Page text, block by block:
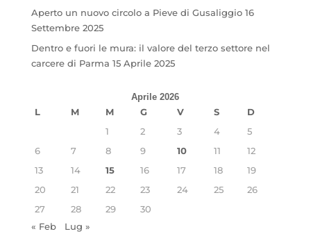
Aperto un nuovo circolo a Pieve di Gusaliggio 16
Settembre 2025
Dentro e fuori le mura: il valore del terzo settore nel
carcere di Parma 15 Aprile 2025
Aprile 2026
L M M G V S
D
1
2 3 4
5
6
7 8 9 10 11
12
13
14 15 16 17 18
19
20
21 22 23 24 25
26
27
28 29
30
« Feb
Lug »